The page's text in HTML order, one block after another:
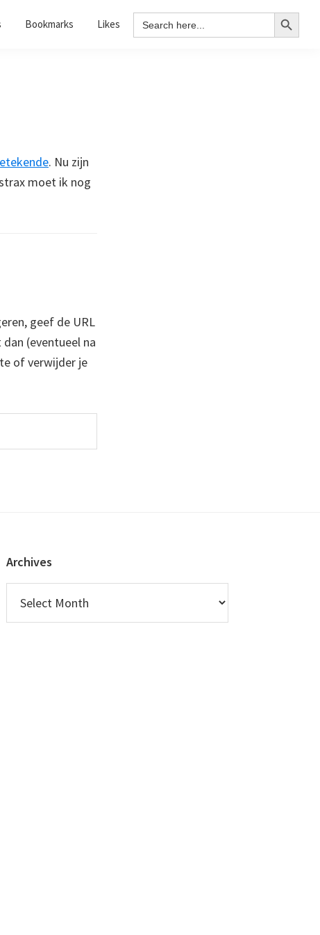
Bookmarks Likes Search
for:
Search Button
. Nu zijn
moet ik nog
geef de URL
(eventueel na
of verwijder je
Archives